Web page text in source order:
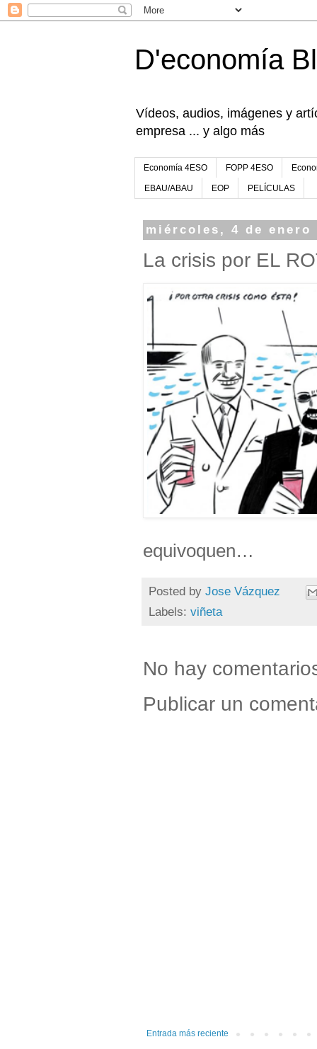
D'economía
Vídeos, audios, imágenes y
empresa ... y algo más
Economía 4ESO FOPP 4ESO
EBAU/ABAU EOP PELÍCULAS
miércoles, 4 de enero
La crisis por EL
equivoquen…
Posted by Jose Vázquez
Labels: viñeta
No hay
Publicar un
Entrada más reciente